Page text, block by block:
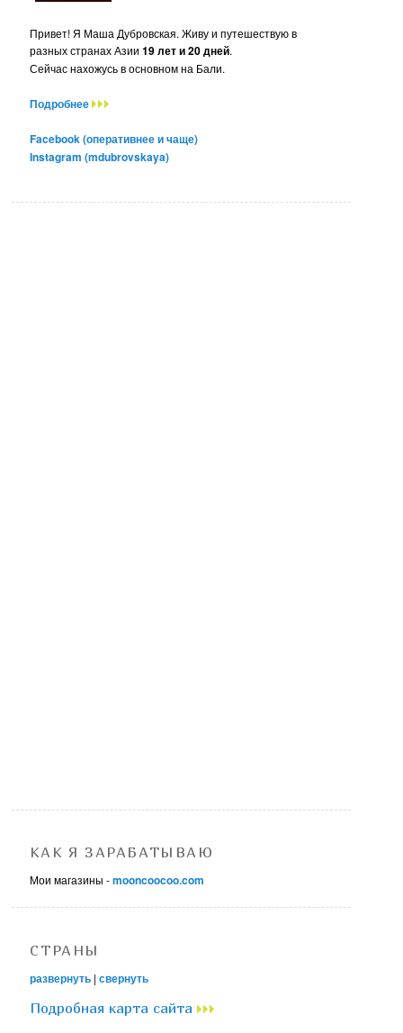
Привет! Я Маша Дубровская. Живу и путешествую в
разных странах Азии19 лет и 20 дней.
Сейчас нахожусь в основном на Бали.
Подробнее
Facebook (оперативнее и чаще)
Instagram (mdubrovskaya)
КАК Я ЗАРАБАТЫВАЮ
Мои магазины -mooncoocoo.com
СТРАНЫ
развернуть |свернуть
Подробная карта сайта